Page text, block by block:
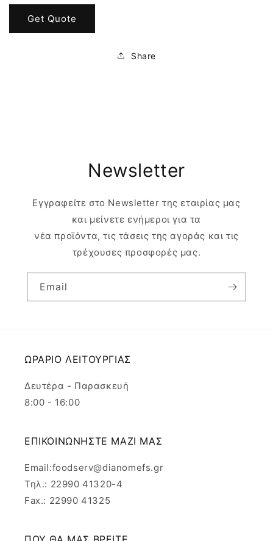
Get Quote
Share
Newsletter
Εγγραφείτε στο Newsletter της εταιρίας μας
και μείνετε ενήμεροι για τα
νέα προϊόντα, τις τάσεις της αγοράς και τις
τρέχουσες προσφορές μας.
Email
ΩΡΑΡΙΟ ΛΕΙΤΟΥΡΓΙΑΣ
Δευτέρα - Παρασκευή
8:00 - 16:00
ΕΠΙΚΟΙΝΩΝΗΣΤΕ ΜΑΖΙ ΜΑΣ
Email:foodserv@dianomefs.gr
Τηλ.: 22990 41320-4
Fax.: 22990 41325